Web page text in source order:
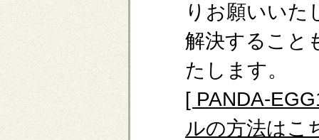
りお願いい
解決すること
たします。
[ PANDA-
ルの方法はこ